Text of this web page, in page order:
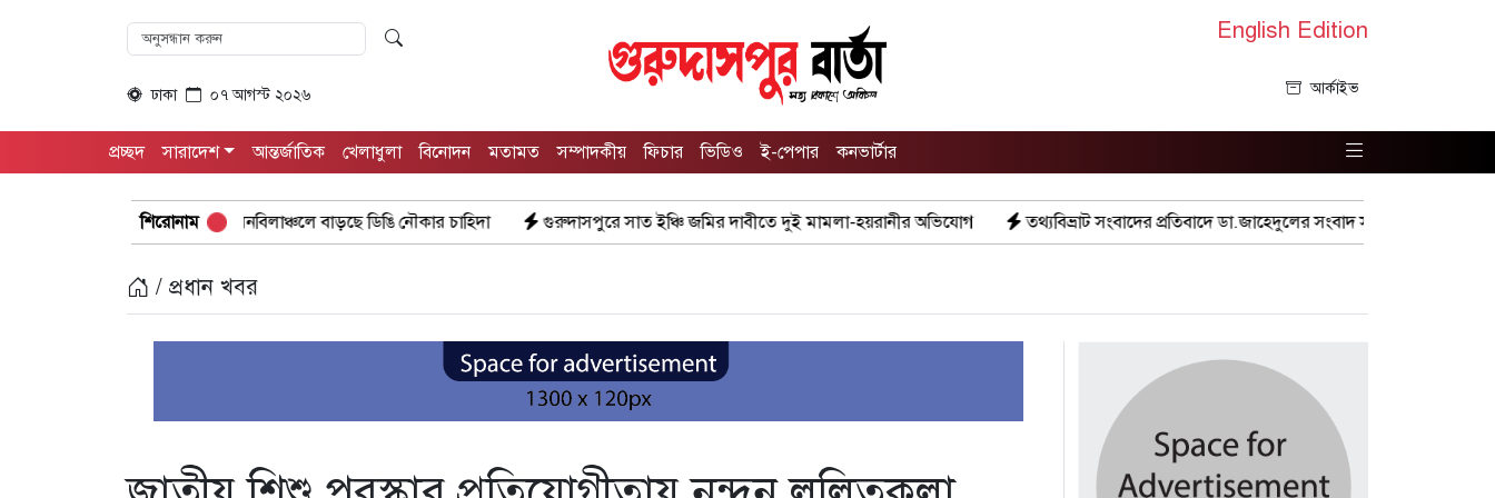
ঢাকা ০৭ আগস্ট ২০২৬
English Edition
আর্কাইভ
প্রচ্ছদ সারাদেশ আন্তর্জাতিক খেলাধুলা বিনোদন মতামত সম্পাদকীয় ফিচার ভিডিও ই-পেপার কনভার্টার
শিরোনাম
টইটুম্বুর চলনবিলাঞ্চলে বাড়ছে ডিঙি নৌকার চাহিদা গুরুদাসপুরে সাত ইঞ্চি জমির দাবীতে দুই মামলা-হয়রানীর অভিযোগ তথ্যবিভ্রাট সংবাদের প্রতিবাদে ডা.জাহেদুলের সংবাদ সম্মেলন গুরুদাসপুরে দুর্নীতি প্রতিরোধ
/ প্রধান খবর